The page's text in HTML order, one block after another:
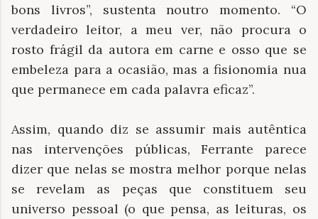
bons livros”, sustenta noutro momento. “O
verdadeiro leitor, a meu ver, não procura o
rosto frágil da autora em carne e osso que se
embeleza para a ocasião, mas a fisionomia nua
que permanece em cada palavra eficaz”.
Assim, quando diz se assumir mais autêntica
nas intervenções públicas, Ferrante parece
dizer que nelas se mostra melhor porque nelas
se revelam as peças que constituem seu
universo pessoal (o que pensa, as leituras, os